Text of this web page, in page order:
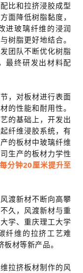
比和拉挤浸胶成型
面降低树脂黏度，
进玻璃纤维的浸润
树脂更好地结合。
团队不断优化树脂
最终研发出材料配
，对板材进行表面
的性能和耐用性。
的基础上，开发出
纤维浸胶系统，有
的板材中玻璃纤维
生产的板材力学性
分钟20厘米提升至
渡新材不断向高攀
久，风渡新材与重
学、重庆理工大学
纤维的拉挤工艺难
材等新产品。
拉挤板材制作的风